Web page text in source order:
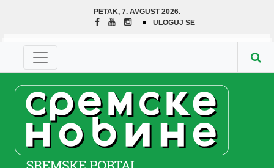
PETAK, 7. AVGUST 2026.
ULOGUJ SE